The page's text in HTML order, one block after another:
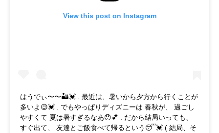
View this post on Instagram
はうでぃ〜〜🏜💓 . 最近は、暑いから夕方から行くことが
多いよ😉💓 . でもやっぱりディズニーは 春秋が、 過ごし
やすくて 夏は暑すぎるなあ😯💕 . だから結局いっても、
すぐ出て、 友達とご飯食べて帰るという😴💓 ( 結局、そ